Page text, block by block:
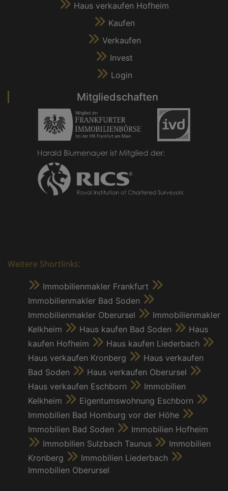
Haus verkaufen Hofheim
Kaufen
Verkaufen
Invest
Login
Mitgliedschaften
Weitere Shortlinks:
Immobilienmakler Frankfurt
Immobilienmakler Bad Soden
Immobilienmakler Oberursel
Immobilienmakler
Kelkheim
Haus kaufen Bad Soden
Haus
kaufen Hofheim
Haus kaufen Liederbach
Haus verkaufen Kronberg
Haus verkaufen
Bad Soden
Haus verkaufen Oberursel
Haus verkaufen Eschborn
Immobilien
Kelkheim
Eigentumswohnung Eschborn
Immobilien Bad Homburg vor der Höhe
Immobilien Bad Soden
Immobilien Hofheim
Immobilien Sulzbach Taunus
Immobilien
Kronberg
Immobilien Liederbach
Immobilien Oberursel